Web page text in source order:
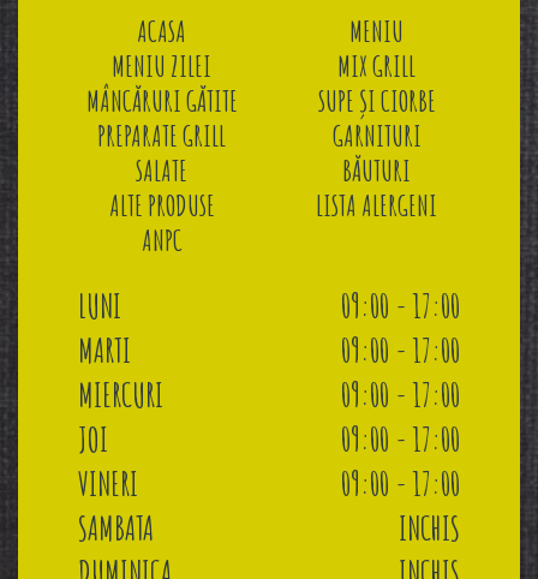
ACASA
MENIU
MENIU ZILEI
MIX GRILL
MÂNCĂRURI GĂTITE
SUPE ȘI CIORBE
PREPARATE GRILL
GARNITURI
SALATE
BĂUTURI
ALTE PRODUSE
LISTA ALERGENI
ANPC
LUNI
09:00 - 17:00
MARTI
09:00 - 17:00
MIERCURI
09:00 - 17:00
JOI
09:00 - 17:00
VINERI
09:00 - 17:00
SAMBATA
INCHIS